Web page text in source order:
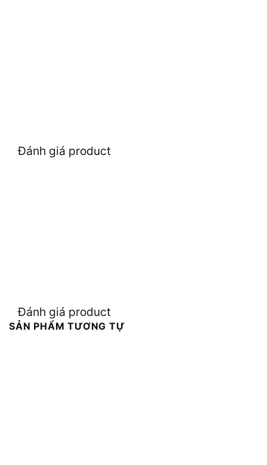
Đánh giá product
Đánh giá product
SẢN PHẨM TƯƠNG TỰ